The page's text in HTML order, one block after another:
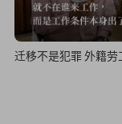
迁移不是犯罪 外籍